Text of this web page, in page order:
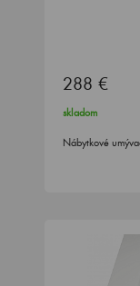
288 €
skladom
Nábytkové